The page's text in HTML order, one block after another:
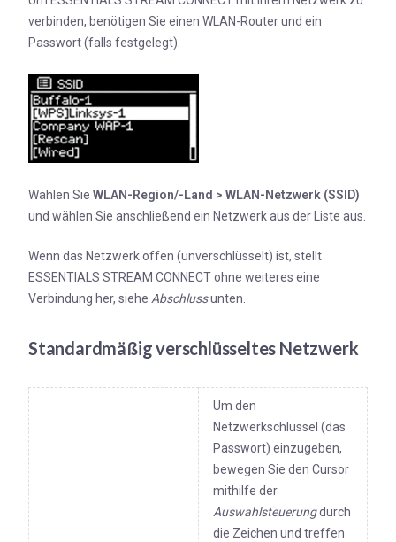
verbinden, benötigen Sie einen WLAN-Router und ein
Passwort (falls festgelegt).
Wählen Sie WLAN-Region/-Land > WLAN-Netzwerk (SSID)
und wählen Sie anschließend ein Netzwerk aus der Liste aus.
Wenn das Netzwerk offen (unverschlüsselt) ist, stellt
ESSENTIALS STREAM CONNECT ohne weiteres eine
Verbindung her, siehe Abschlussunten.
Standardmäßig verschlüsseltes Netzwerk
Um den
Netzwerkschlüssel (das
Passwort) einzugeben,
bewegen Sie den Cursor
mithilfe der
Auswahlsteuerungdurch
die Zeichen und treffen